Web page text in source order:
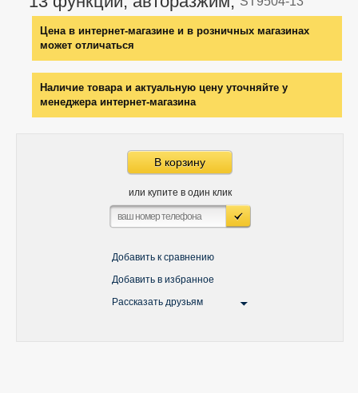
Цена в интернет-магазине и в розничных магазинах
может отличаться
Наличие товара и актуальную цену уточняйте у
менеджера интернет-магазина
В корзину
или купите в один клик
Добавить к сравнению
Добавить в избранное
Рассказать друзьям